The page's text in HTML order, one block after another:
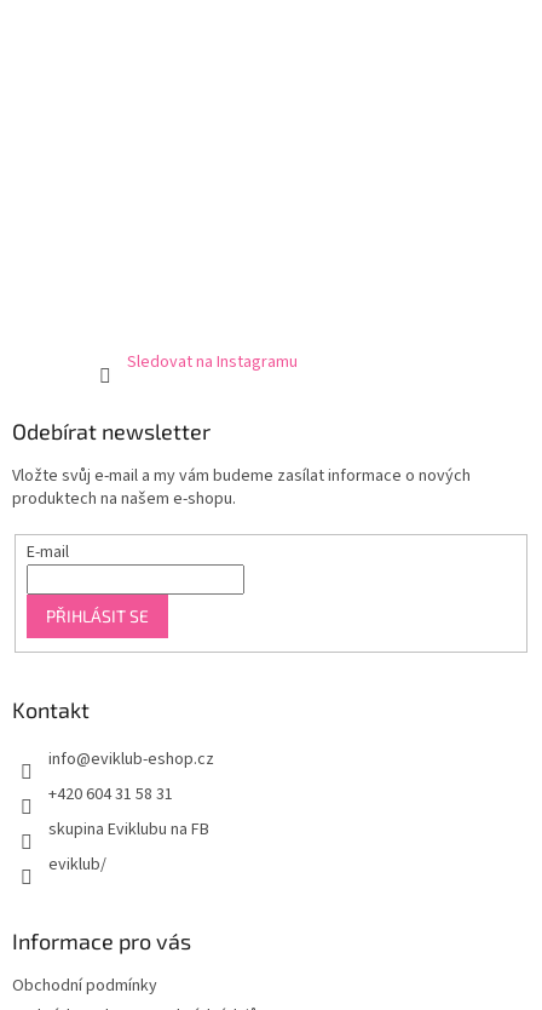
Sledovat na Instagramu
Odebírat newsletter
Vložte svůj e-mail a my vám budeme zasílat informace o nových
produktech na našem e-shopu.
E-mail
PŘIHLÁSIT SE
Kontakt
info@eviklub-eshop.cz
+420 604 31 58 31
skupina Eviklubu na FB
eviklub/
Informace pro vás
Obchodní podmínky